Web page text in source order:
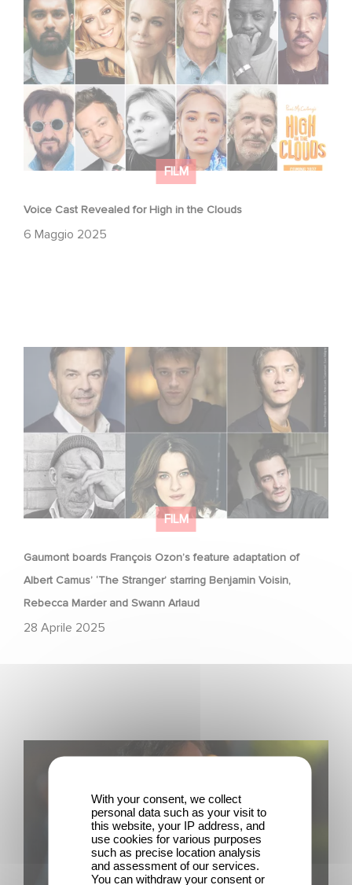
FILM
Voice Cast Revealed for High in the Clouds
6 Maggio 2025
Voice Cast Revealed for High in the Clouds
FILM
Gaumont boards François Ozon’s feature adaptation of
Albert Camus’ ‘The Stranger’ starring Benjamin Voisin,
Rebecca Marder and Swann Arlaud
28 Aprile 2025
Gaumont boards François Ozon’s feature adaptation of
Albert Camus’ ‘The Stranger’ starring Benjamin Voisin,
Rebecca Marder and Swann Arlaud
The Residence di Yann Gozlan: selezionato fuori
concorso a Cannes 2025
With your consent, we collect
personal data such as your visit to
this website, your IP address, and
use cookies for various purposes
such as precise location analysis
and assessment of our services.
You can withdraw your consent or